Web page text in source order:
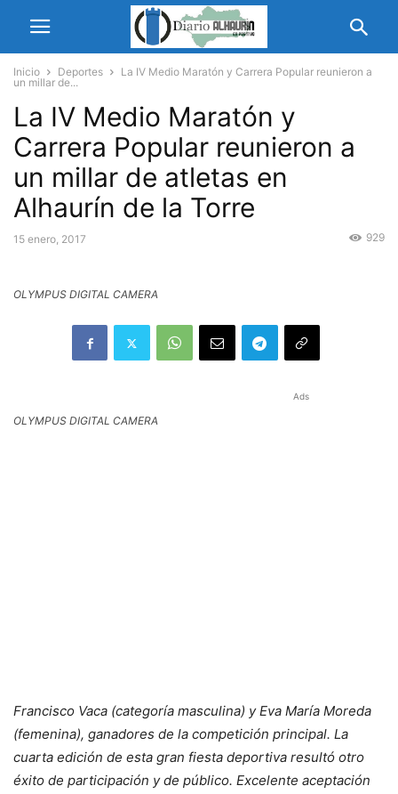
Inicio Deportes
La IV Medio Maratón y Carrera Popular reunieron a
un millar de...
La IV Medio Maratón y
Carrera Popular reunieron a
un millar de atletas en
Alhaurín de la Torre
15 enero, 2017 929
OLYMPUS DIGITAL CAMERA
OLYMPUS DIGITAL CAMERA
Ads
Francisco Vaca (categoría masculina) y Eva María Moreda
(femenina), ganadores de la competición principal. La
cuarta edición de esta gran fiesta deportiva resultó otro
éxito de participación y de público. Excelente aceptación